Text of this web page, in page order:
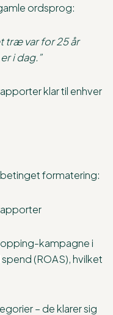
ordsprog:
træ var for 25 år
i dag.”
klar til enhver
formatering:
kampagne i
(ROAS), hvilket
– de klarer sig